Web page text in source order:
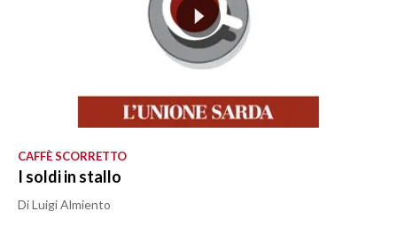
CAFFÈ SCORRETTO
I soldi in stallo
Di Luigi Almiento